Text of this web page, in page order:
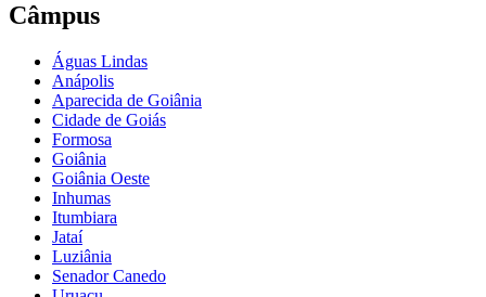
Câmpus
Águas Lindas
Anápolis
Aparecida de Goiânia
Cidade de Goiás
Formosa
Goiânia
Goiânia Oeste
Inhumas
Itumbiara
Jataí
Luziânia
Senador Canedo